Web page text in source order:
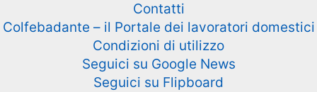
Contatti
Colfebadante – il Portale dei lavoratori domestici
Condizioni di utilizzo
Seguici su Google News
Seguici su Flipboard